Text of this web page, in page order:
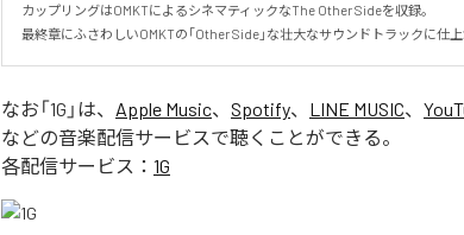
カップリングはOMKTによるシネマティックなThe Other Sideを収録｡
最終章にふさわしいOMKTの｢Other Side｣な壮大なサウンドトラックに仕上
なお「1G 」は、 Apple Music、 Spotify、 LINE MUSIC、
などの音楽配信サービスで聴くことができる。
各配信サービス： 1G